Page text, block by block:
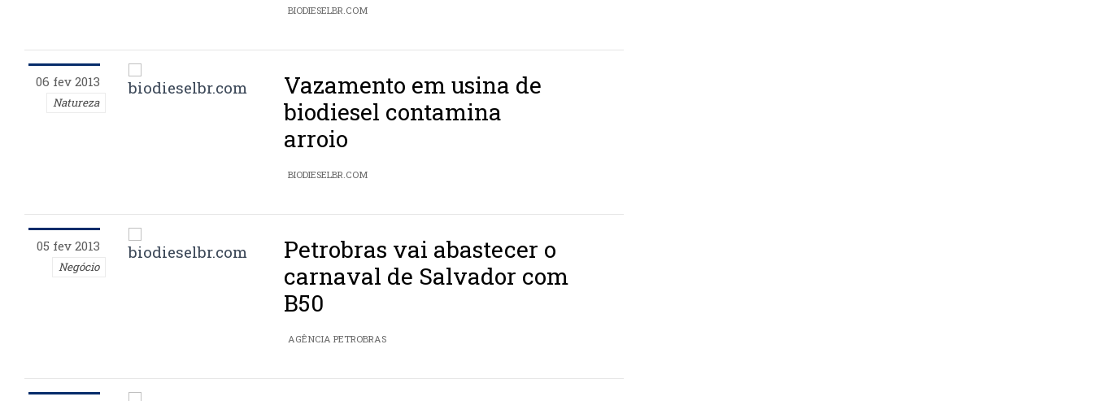
BIODIESELBR.COM
06 fev 2013
Natureza
Vazamento em usina de
biodiesel contamina
arroio
BIODIESELBR.COM
05 fev 2013
Negócio
Petrobras vai abastecer o
carnaval de Salvador com
B50
AGÊNCIA PETROBRAS